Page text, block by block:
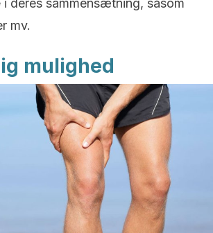
i deres sammensætning, såsom
mv.
mulighed